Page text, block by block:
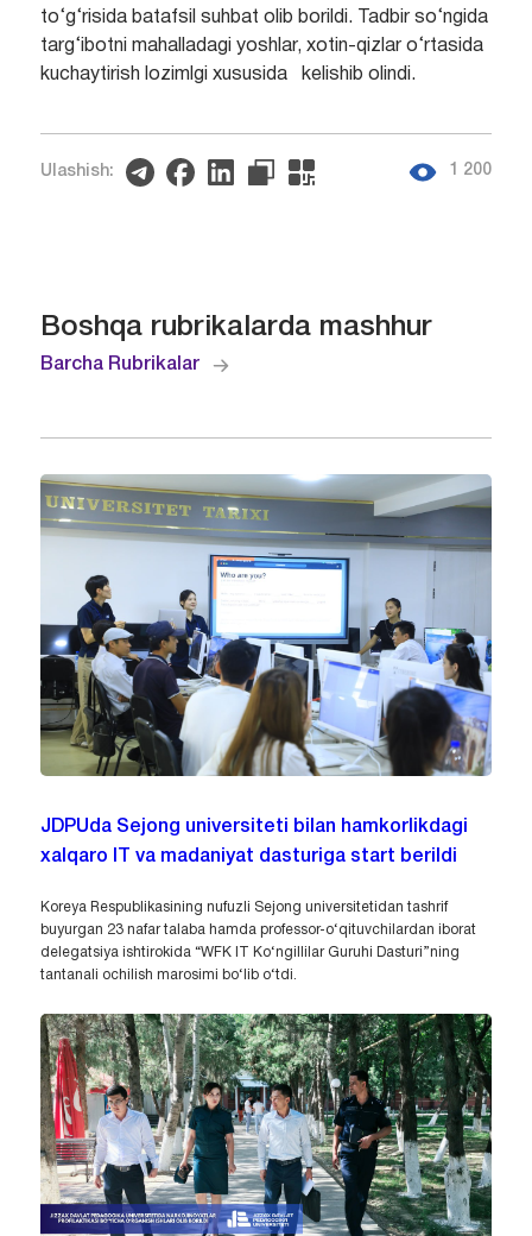
to‘g‘risida batafsil suhbat olib borildi. Tadbir so‘ngida
targ‘ibotni mahalladagi yoshlar, xotin-qizlar o‘rtasida
kuchaytirish lozimlgi xususida kelishib olindi.
Ulashish: 1 200
Boshqa rubrikalarda mashhur
Barcha Rubrikalar
JDPUda Sejong universiteti bilan hamkorlikdagi
xalqaro IT va madaniyat dasturiga start berildi
Koreya Respublikasining nufuzli Sejong universitetidan tashrif
buyurgan 23 nafar talaba hamda professor-o‘qituvchilardan iborat
delegatsiya ishtirokida “WFK IT Ko‘ngillilar Guruhi Dasturi”ning
tantanali ochilish marosimi bo‘lib o‘tdi.